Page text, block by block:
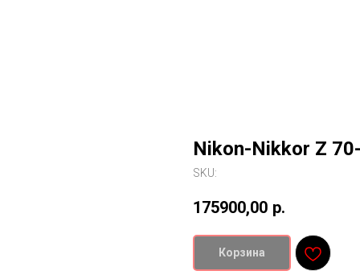
Nikon-Nikkor Z
SKU:
175900,00 р.
Корзина